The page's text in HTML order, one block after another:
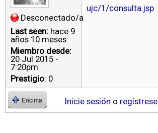
Desconectado/a
Last seen: hace 9
años 10 meses
Miembro desde:
20 Jul 2015 -
7:20pm
Prestigio: 0
ujc/1/consulta.jsp
Encima Inicie sesión o regístrese